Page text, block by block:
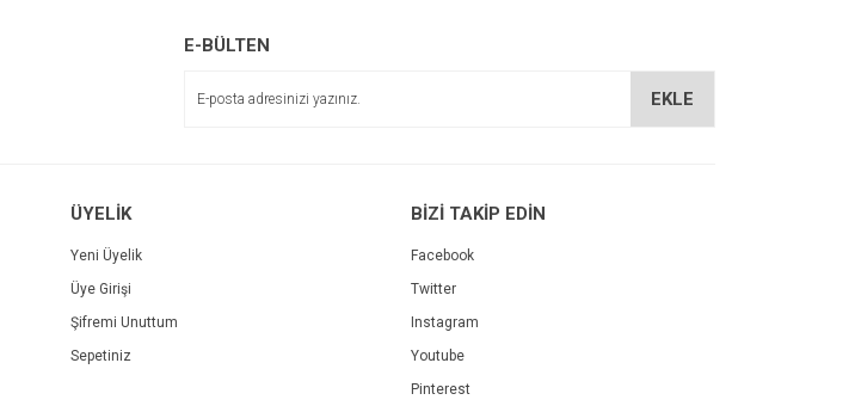
Gönder
E-BÜLTEN
EKLE
ÜYELİK
Yeni Üyelik
Üye Girişi
Şifremi Unuttum
Sepetiniz
BİZİ TAKİP EDİN
Facebook
Twitter
Instagram
Youtube
Pinterest